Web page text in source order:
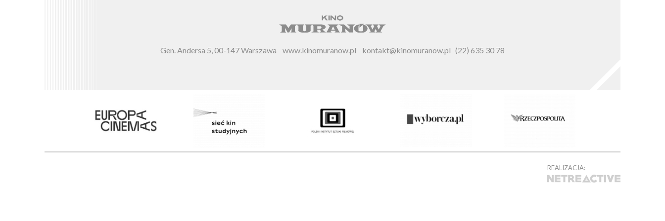
Gen. Andersa 5, 00-147 Warszawa www.kinomuranow.pl kontakt@kinomuranow.pl (22) 635 30 78
REALIZACJA: